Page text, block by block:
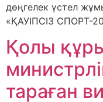
дөңгелек үстел
«ҚАУІПСІЗ СПОРТ-
Қолы
тараған